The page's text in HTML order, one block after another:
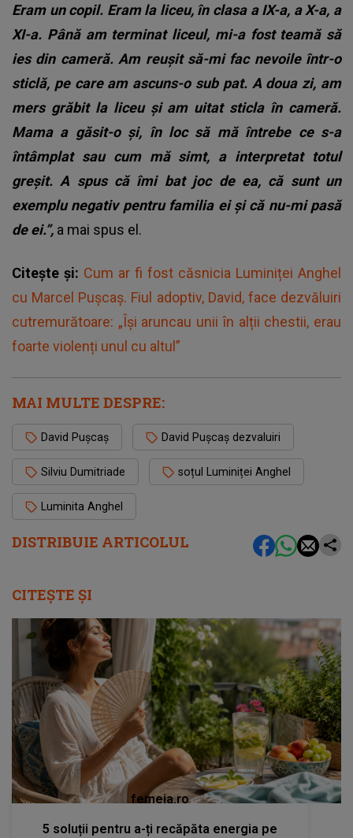
DISTRIBUIE ARTICOLUL
Eram un copil. Eram la liceu, în clasa a IX-a, a X-a, a
XI-a. Până am terminat liceul, mi-a fost teamă să
ies din cameră. Am reușit să-mi fac nevoile într-o
sticlă, pe care am ascuns-o sub pat. A doua zi, am
mers grăbit la liceu și am uitat sticla în cameră.
Mama a găsit-o și, în loc să mă întrebe ce s-a
întâmplat sau cum mă simt, a interpretat totul
greșit. A spus că îmi bat joc de ea, că sunt un
exemplu negativ pentru familia ei și că nu-mi pasă
de ei.”, a mai spus el.
Citește și: Cum ar fi fost căsnicia Luminiței Anghel
cu Marcel Pușcaș. Fiul adoptiv, David, face dezvăluiri
cutremurătoare: „Își aruncau unii în alții chestii, erau
foarte violenți unul cu altul”
MAI MULTE DESPRE:
David Pușcaș David Pușcaș dezvaluiri
Silviu Dumitriade soțul Luminiței Anghel
Luminita Anghel
CITEȘTE ȘI
femeia.ro
5 soluții pentru a-ți recăpăta energia pe